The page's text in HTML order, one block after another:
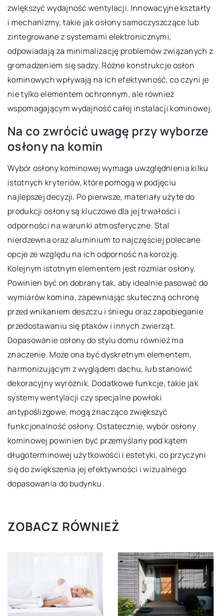
zwiększyć wydajność wentylacji. Innowacyjne kształty
i mechanizmy, takie jak osłony samoczyszczące lub
zintegrowane z systemami elektronicznymi,
odpowiadają za minimalizację problemów związanych z
gromadzeniem się sadzy. Różne konstrukcje osłon
kominowych wpływają na ich efektywność, co czyni je
nie tylko elementem ochronnym, ale również
wspomagającym wydajność całej instalacji kominowej.
Na co zwrócić uwagę przy wyborze
osłony na komin
Wybór osłony kominowej wymaga uwzględnienia kilku
istotnych kryteriów, które pomogą w podjęciu
najlepszej decyzji. Po pierwsze, materiały użyte do
produkcji osłony są kluczowe dla jej trwałości i
odporności na warunki atmosferyczne. Stal
nierdzewna oraz aluminium to najczęściej polecane
opcje ze względu na ich odporność na korozję.
Kolejnym istotnym elementem jest rozmiar osłony.
Powinien być on dobrany tak, aby idealnie pasować do
wymiarów komina, zapewniając skuteczną ochronę
przed wnikaniem deszczu i śniegu oraz zapobieganie
przedostawaniu się ptaków i innych zwierząt.
Dopasowanie osłony do stylu domu również ma
znaczenie. Może ona być dyskretnym elementem,
harmonizującym z wyglądem dachu, lub stanowić
dekoracyjny wyróżnik. Dodatkowe funkcje, takie jak
systemy wentylacji czy specjalne powłoki
antypoślizgowe, mogą znacząco zwiększyć
funkcjonalność osłony. Ostatecznie, wybór osłony
kominowej powinien być przemyślany pod kątem
długoterminowej użytkowości i estetyki, co przyczyni
się do zwiększenia jej efektywności i wizualnego
dopasowania do budynku.
ZOBACZ RÓWNIEŻ